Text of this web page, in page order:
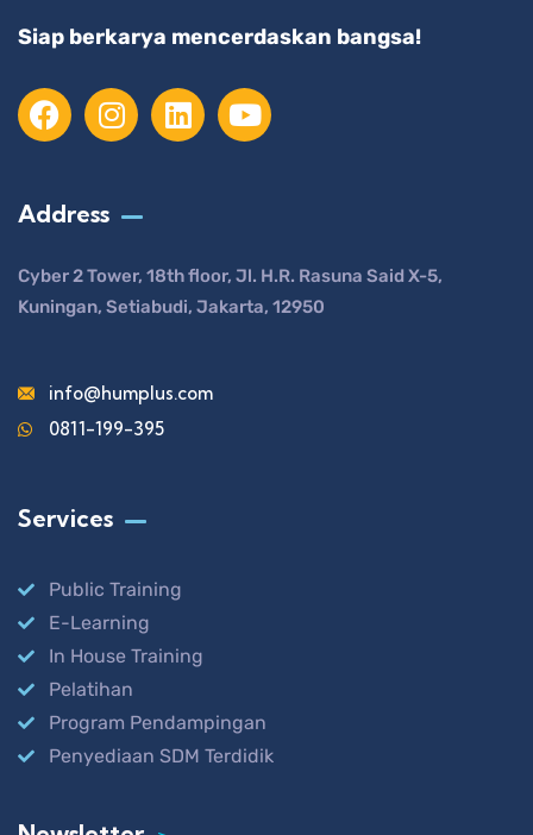
Siap berkarya mencerdaskan bangsa!
Address
Cyber 2 Tower, 18th floor, Jl. H.R. Rasuna Said X-5,
Kuningan, Setiabudi, Jakarta, 12950
info@humplus.com
0811-199-395
Services
Public Training
E-Learning
In House Training
Pelatihan
Program Pendampingan
Penyediaan SDM Terdidik